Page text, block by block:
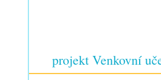
projekt Venkovní